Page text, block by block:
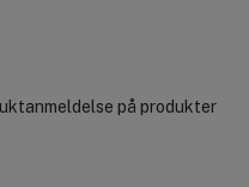
på produkter